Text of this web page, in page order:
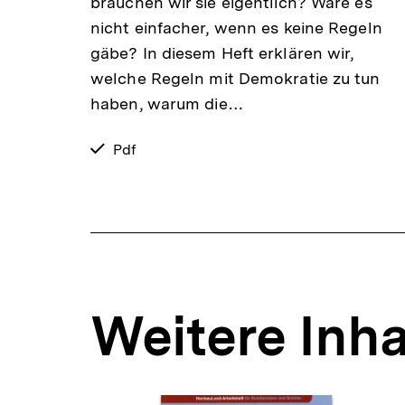
nicht einfacher, wenn es keine Regeln
gäbe? In diesem Heft erklären wir,
welche Regeln mit Demokratie zu tun
haben, warum die…
verfügbar
Pdf
Weitere